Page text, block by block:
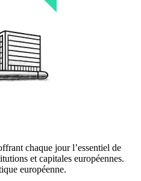
chaque jour l’essentiel de
et capitales européennes.
européenne.